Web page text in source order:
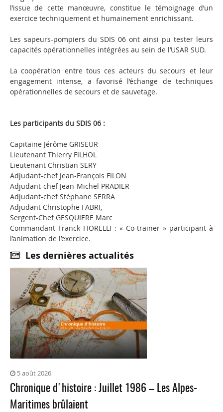
l’issue de cette manœuvre, constitue le témoignage d’un
exercice techniquement et humainement enrichissant.
Les sapeurs-pompiers du SDIS 06 ont ainsi pu tester leurs
capacités opérationnelles intégrées au sein de l’USAR SUD.
La coopération entre tous ces acteurs du secours et leur
engagement intense, a favorisé l’échange de techniques
opérationnelles de secours et de sauvetage.
Les participants du SDIS 06 :
Capitaine Jérôme GRISEUR
Lieutenant Thierry FILHOL
Lieutenant Christian SERY
Adjudant-chef Jean-François FILON
Adjudant-chef Jean-Michel PRADIER
Adjudant-chef Stéphane SERRA
Adjudant Christophe FABRI,
Sergent-Chef GESQUIERE Marc
Commandant Franck FIORELLI : « Co-trainer » participant à
l’animation de l’exercice.
Les dernières actualités
5 août 2026
Chronique d'histoire : Juillet 1986 – Les Alpes-
Maritimes brûlaient